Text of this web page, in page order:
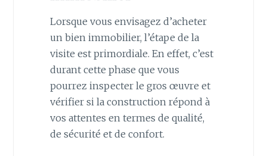
Lorsque vous envisagez d’acheter
un bien immobilier, l’étape de la
visite est primordiale. En effet, c’est
durant cette phase que vous
pourrez inspecter le gros œuvre et
vérifier si la construction répond à
vos attentes en termes de qualité,
de sécurité et de confort.